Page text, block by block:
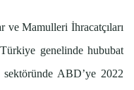
ve Mamulleri İhracatçıları
genelinde hububat
ABD’ye 2022